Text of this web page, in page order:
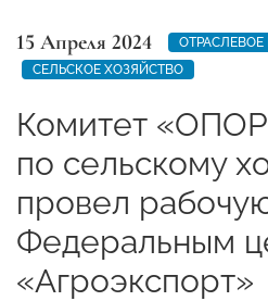
15 Апреля 2024
ОТРАСЛЕВОЕ
СЕЛЬСКОЕ ХОЗЯЙСТВО
Комитет
по сельскому
провел
Федеральным
«Агроэкспорт»